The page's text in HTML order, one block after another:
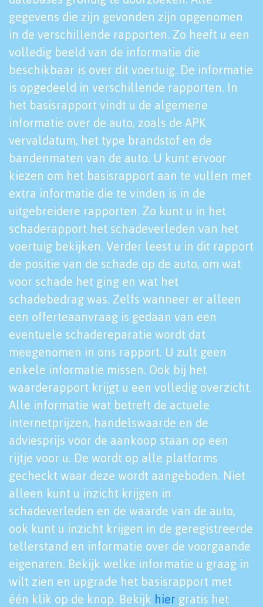
gegevens die zijn gevonden zijn opgenomen
in de verschillende rapporten. Zo heeft u een
volledig beeld van de informatie die
beschikbaar is over dit voertuig. De informatie
is opgedeeld in verschillende rapporten. In
het basisrapport vindt u de algemene
informatie over de auto, zoals de APK
vervaldatum, het type brandstof en de
bandenmaten van de auto. U kunt ervoor
kiezen om het basisrapport aan te vullen met
extra informatie die te vinden is in de
uitgebreidere rapporten. Zo kunt u in het
schaderapport het schadeverleden van het
voertuig bekijken. Verder leest u in dit rapport
de positie van de schade op de auto, om wat
voor schade het ging en wat het
schadebedrag was. Zelfs wanneer er alleen
een offerteaanvraag is gedaan van een
eventuele schadereparatie wordt dat
meegenomen in ons rapport. U zult geen
enkele informatie missen. Ook bij het
waarderapport krijgt u een volledig overzicht.
Alle informatie wat betreft de actuele
internetprijzen, handelswaarde en de
adviesprijs voor de aankoop staan op een
rijtje voor u. De wordt op alle platforms
gecheckt waar deze wordt aangeboden. Niet
alleen kunt u inzicht krijgen in
schadeverleden en de waarde van de auto,
ook kunt u inzicht krijgen in de geregistreerde
tellerstand en informatie over de voorgaande
eigenaren. Bekijk welke informatie u graag in
wilt zien en upgrade het basisrapport met
één klik op de knop. Bekijk hier gratis het